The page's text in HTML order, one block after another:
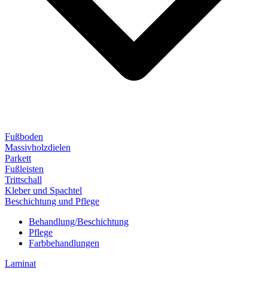
Fußboden
Massivholzdielen
Parkett
Fußleisten
Trittschall
Kleber und Spachtel
Beschichtung und Pflege
Behandlung/Beschichtung
Pflege
Farbbehandlungen
Laminat